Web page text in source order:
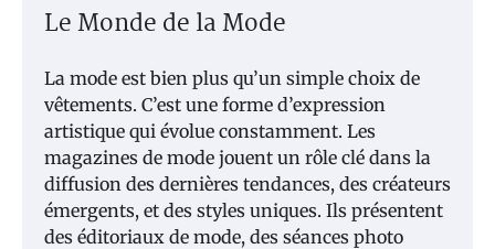
Le Monde de la Mode
La mode est bien plus qu’un simple choix de
vêtements. C’est une forme d’expression
artistique qui évolue constamment. Les
magazines de mode jouent un rôle clé dans la
diffusion des dernières tendances, des créateurs
émergents, et des styles uniques. Ils présentent
des éditoriaux de mode, des séances photo